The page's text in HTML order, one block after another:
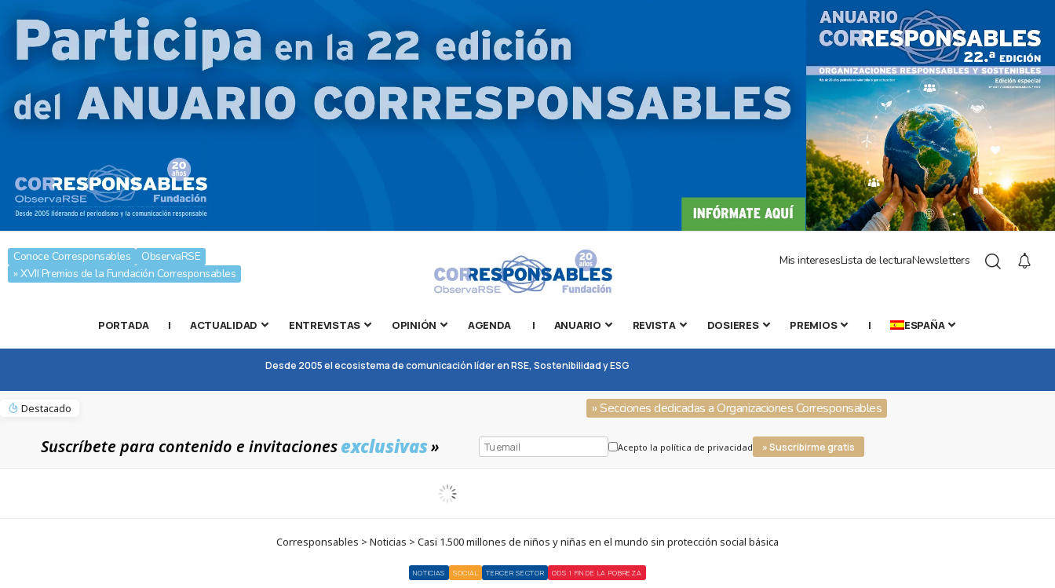
Conoce Corresponsables
ObservaRSE
» XVII Premios de la Fundación Corresponsables
Mis interesesLista de lecturaNewsletters
PORTADA | ACTUALIDAD ENTREVISTAS OPINIÓN AGENDA | ANUARIO REVISTA DOSIERES PREMIOS | ESPAÑA
Desde 2005 el ecosistema de comunicación líder en RSE, Sostenibilidad y ESG
Destacado » Secciones dedicadas a Organizaciones Corresponsables
Suscríbete para contenido e invitacionesexclusivas» Acepto la política de privacidad » Suscribirme gratis
Corresponsables > Noticias > Casi 1.500 millones de niños y niñas en el mundo sin protección social básica
NOTICIAS SOCIAL TERCER SECTOR ODS 1 FIN DE LA POBREZA